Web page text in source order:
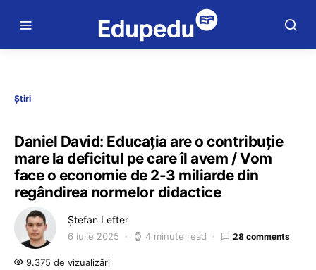
Știri
Daniel David: Educația are o contribuție
mare la deficitul pe care îl avem / Vom
face o economie de 2-3 miliarde din
regândirea normelor didactice
Ștefan Lefter
6 iulie 2025 4 minute read 28 comments
9.375 de vizualizări